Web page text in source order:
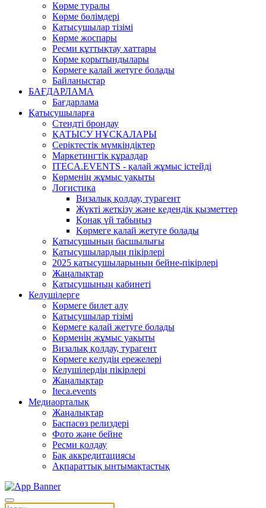
Көрме туралы
Көрме бөлімдері
Қатысушылар тізімі
Көрме жоспары
Ресми құттықтау хаттары
Көрме қорытындылары
Көрмеге қалай жетуге болады
Байланыстар
БАҒДАРЛАМА
Бағдарлама
Қатысушыларға
Стендті брондау
ҚАТЫСУ НҰСҚАЛАРЫ
Серіктестік мүмкіндіктер
Маркетингтік құралдар
ITECA.EVENTS - қалай жұмыс істейді
Көрменің жұмыс уақыты
Логистика
Визалық қолдау, турагент
Жүкті жеткізу және кедендік қызметтер
Қонақ үй табыңыз
Kөрмеге қалай жетуге болады
Қатысушының басшылығы
Қатысушылардың пікірлері
2025 қатысушыларының бейне-пікірлері
Жаңалықтар
Қатысушының кабинеті
Келушілерге
Көрмеге билет алу
Қатысушылар тізімі
Көрмеге қалай жетуге болады
Көрменің жұмыс уақыты
Визалық қолдау, турагент
Көрмеге келудің ережелері
Келушілердің пікірлері
Жаңалықтар
Iteca.events
Медиаорталық
Жаңалықтар
Баспасөз релиздері
Фото және бейне
Ресми қолдау
Бақ аккредитациясы
Ақпараттық ынтымақтастық